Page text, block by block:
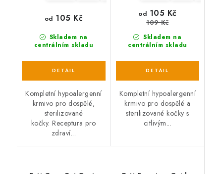
Skladem na
centrálním skladu
od 105 Kč
Kompletní hypoalergenní
krmivo pro dospělé,
sterilizované
kočky. Receptura pro
zdraví...
Skladem na
centrálním skladu
od 105 Kč
109 Kč
Kompletní hypoalergenní
krmivo pro dospělé a
sterilizované kočky s
citlivým...